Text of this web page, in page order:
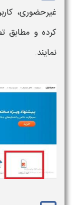
کرده و مطابق
نمایند.